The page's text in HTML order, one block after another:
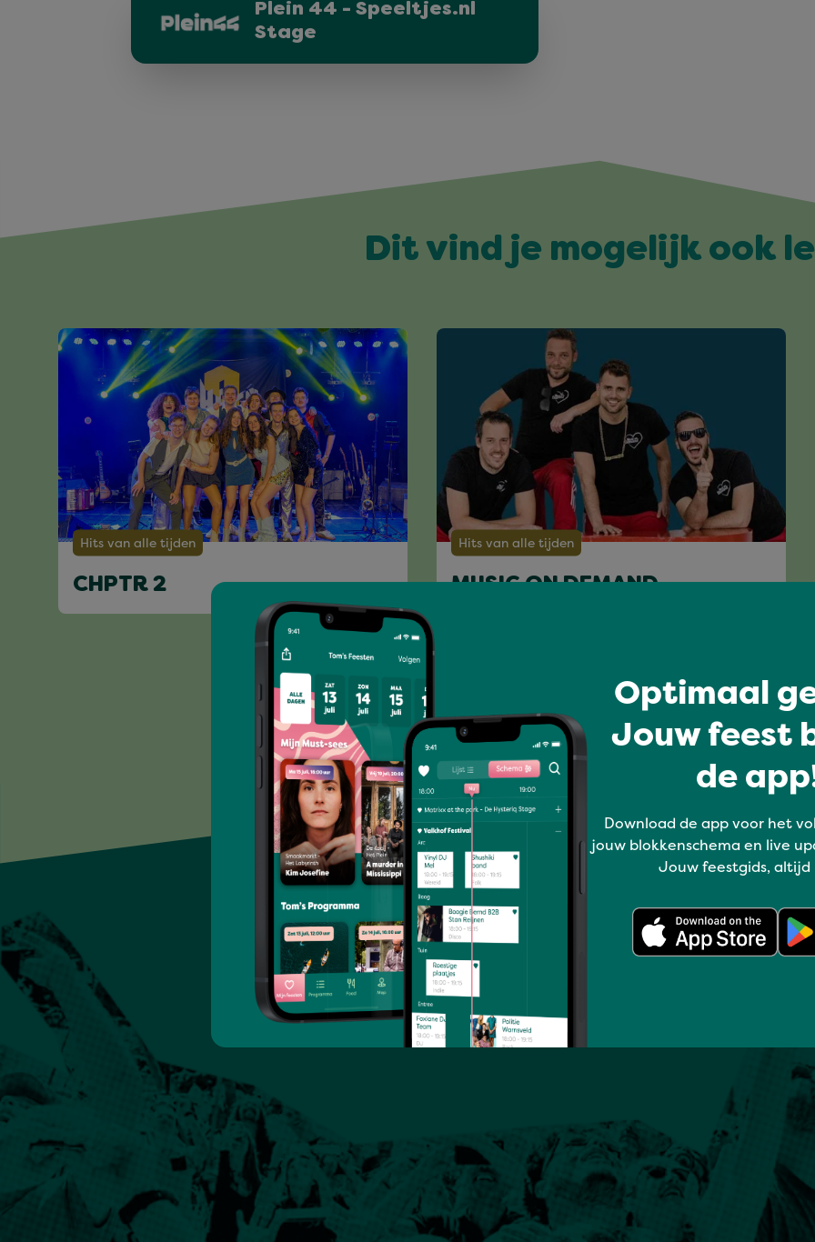
Plein 44 - Speeltjes.nl
Stage
Dit vind je mogelijk ook
Hits van alle tijden
CHPTR 2
Hits van alle tijden
MUSIC ON DEMAND
Volledig programma
Optimaal
Jouw feest
de
Download de app voor het
jouw blokkenschema en live
Jouw feestgids, altijd